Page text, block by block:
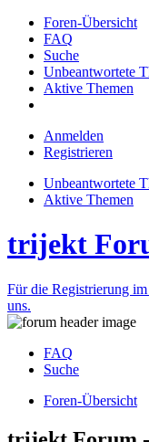
Foren-Übersicht
FAQ
Suche
Unbeantwortete
Aktive Themen
Anmelden
Registrieren
Unbeantwortete
Aktive Themen
trijekt
Für die Registrierung
uns.
FAQ
Suche
Foren-Übersicht